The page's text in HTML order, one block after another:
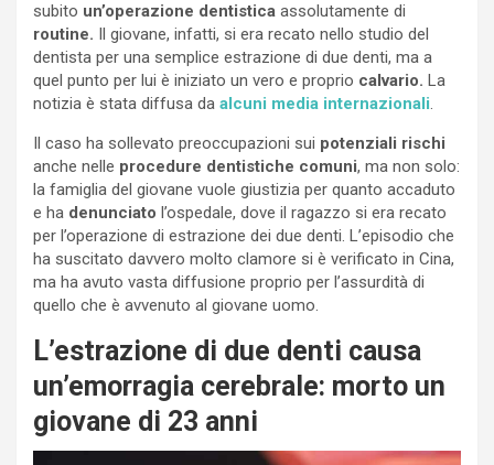
subito un’operazione dentistica assolutamente di
routine. Il giovane, infatti, si era recato nello studio del
dentista per una semplice estrazione di due denti, ma a
quel punto per lui è iniziato un vero e proprio calvario. La
notizia è stata diffusa da alcuni media internazionali.
Il caso ha sollevato preoccupazioni sui potenziali rischi
anche nelle procedure dentistiche comuni, ma non solo:
la famiglia del giovane vuole giustizia per quanto accaduto
e ha denunciato l’ospedale, dove il ragazzo si era recato
per l’operazione di estrazione dei due denti. L’episodio che
ha suscitato davvero molto clamore si è verificato in Cina,
ma ha avuto vasta diffusione proprio per l’assurdità di
quello che è avvenuto al giovane uomo.
L’estrazione di due denti causa
un’emorragia cerebrale: morto un
giovane di 23 anni